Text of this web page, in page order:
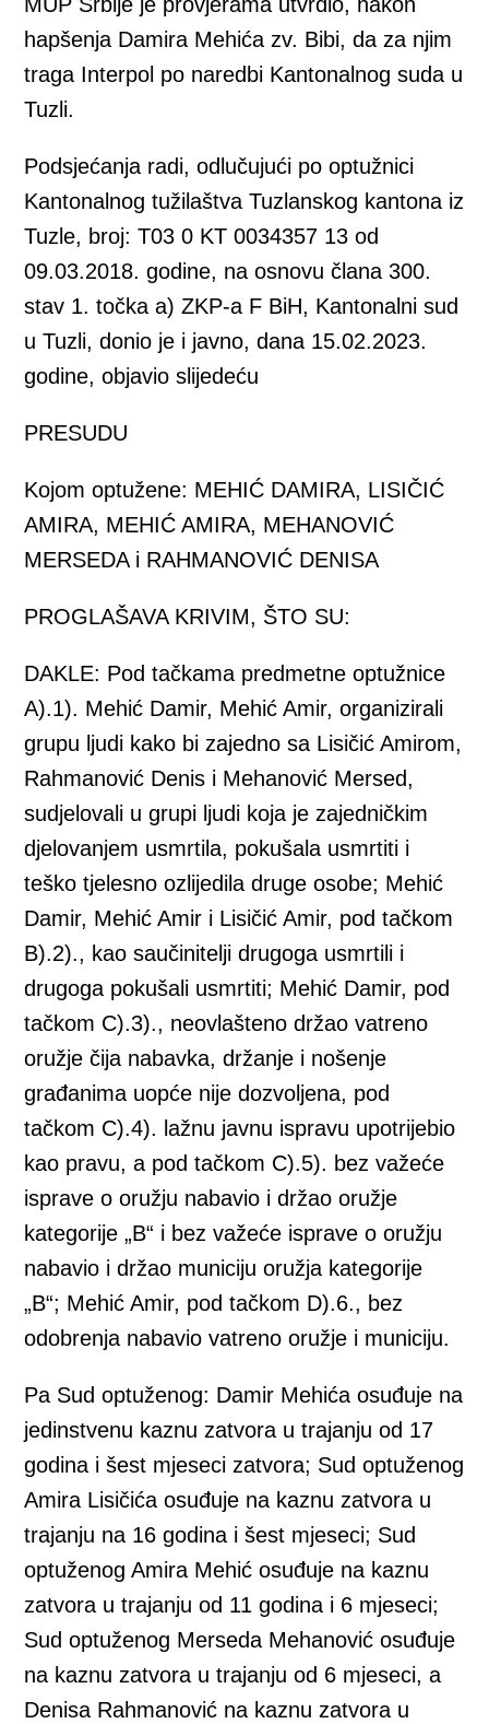
hapšenja Damira Mehića zv. Bibi, da za njim
traga Interpol po naredbi Kantonalnog suda u
Tuzli.
Podsjećanja radi, odlučujući po optužnici
Kantonalnog tužilaštva Tuzlanskog kantona iz
Tuzle, broj: T03 0 KT 0034357 13 od
09.03.2018. godine, na osnovu člana 300.
stav 1. točka a) ZKP-a F BiH, Kantonalni sud
u Tuzli, donio je i javno, dana 15.02.2023.
godine, objavio slijedeću
PRESUDU
Kojom optužene: MEHIĆ DAMIRA, LISIČIĆ
AMIRA, MEHIĆ AMIRA, MEHANOVIĆ
MERSEDA i RAHMANOVIĆ DENISA
PROGLAŠAVA KRIVIM, ŠTO SU:
DAKLE: Pod tačkama predmetne optužnice
A).1). Mehić Damir, Mehić Amir, organizirali
grupu ljudi kako bi zajedno sa Lisičić Amirom,
Rahmanović Denis i Mehanović Mersed,
sudjelovali u grupi ljudi koja je zajedničkim
djelovanjem usmrtila, pokušala usmrtiti i
teško tjelesno ozlijedila druge osobe; Mehić
Damir, Mehić Amir i Lisičić Amir, pod tačkom
B).2)., kao saučinitelji drugoga usmrtili i
drugoga pokušali usmrtiti; Mehić Damir, pod
tačkom C).3)., neovlašteno držao vatreno
oružje čija nabavka, držanje i nošenje
građanima uopće nije dozvoljena, pod
tačkom C).4). lažnu javnu ispravu upotrijebio
kao pravu, a pod tačkom C).5). bez važeće
isprave o oružju nabavio i držao oružje
kategorije „B“ i bez važeće isprave o oružju
nabavio i držao municiju oružja kategorije
„B“; Mehić Amir, pod tačkom D).6., bez
odobrenja nabavio vatreno oružje i municiju.
Pa Sud optuženog: Damir Mehića osuđuje na
jedinstvenu kaznu zatvora u trajanju od 17
godina i šest mjeseci zatvora; Sud optuženog
Amira Lisičića osuđuje na kaznu zatvora u
trajanju na 16 godina i šest mjeseci; Sud
optuženog Amira Mehić osuđuje na kaznu
zatvora u trajanju od 11 godina i 6 mjeseci;
Sud optuženog Merseda Mehanović osuđuje
na kaznu zatvora u trajanju od 6 mjeseci, a
Denisa Rahmanović na kaznu zatvora u